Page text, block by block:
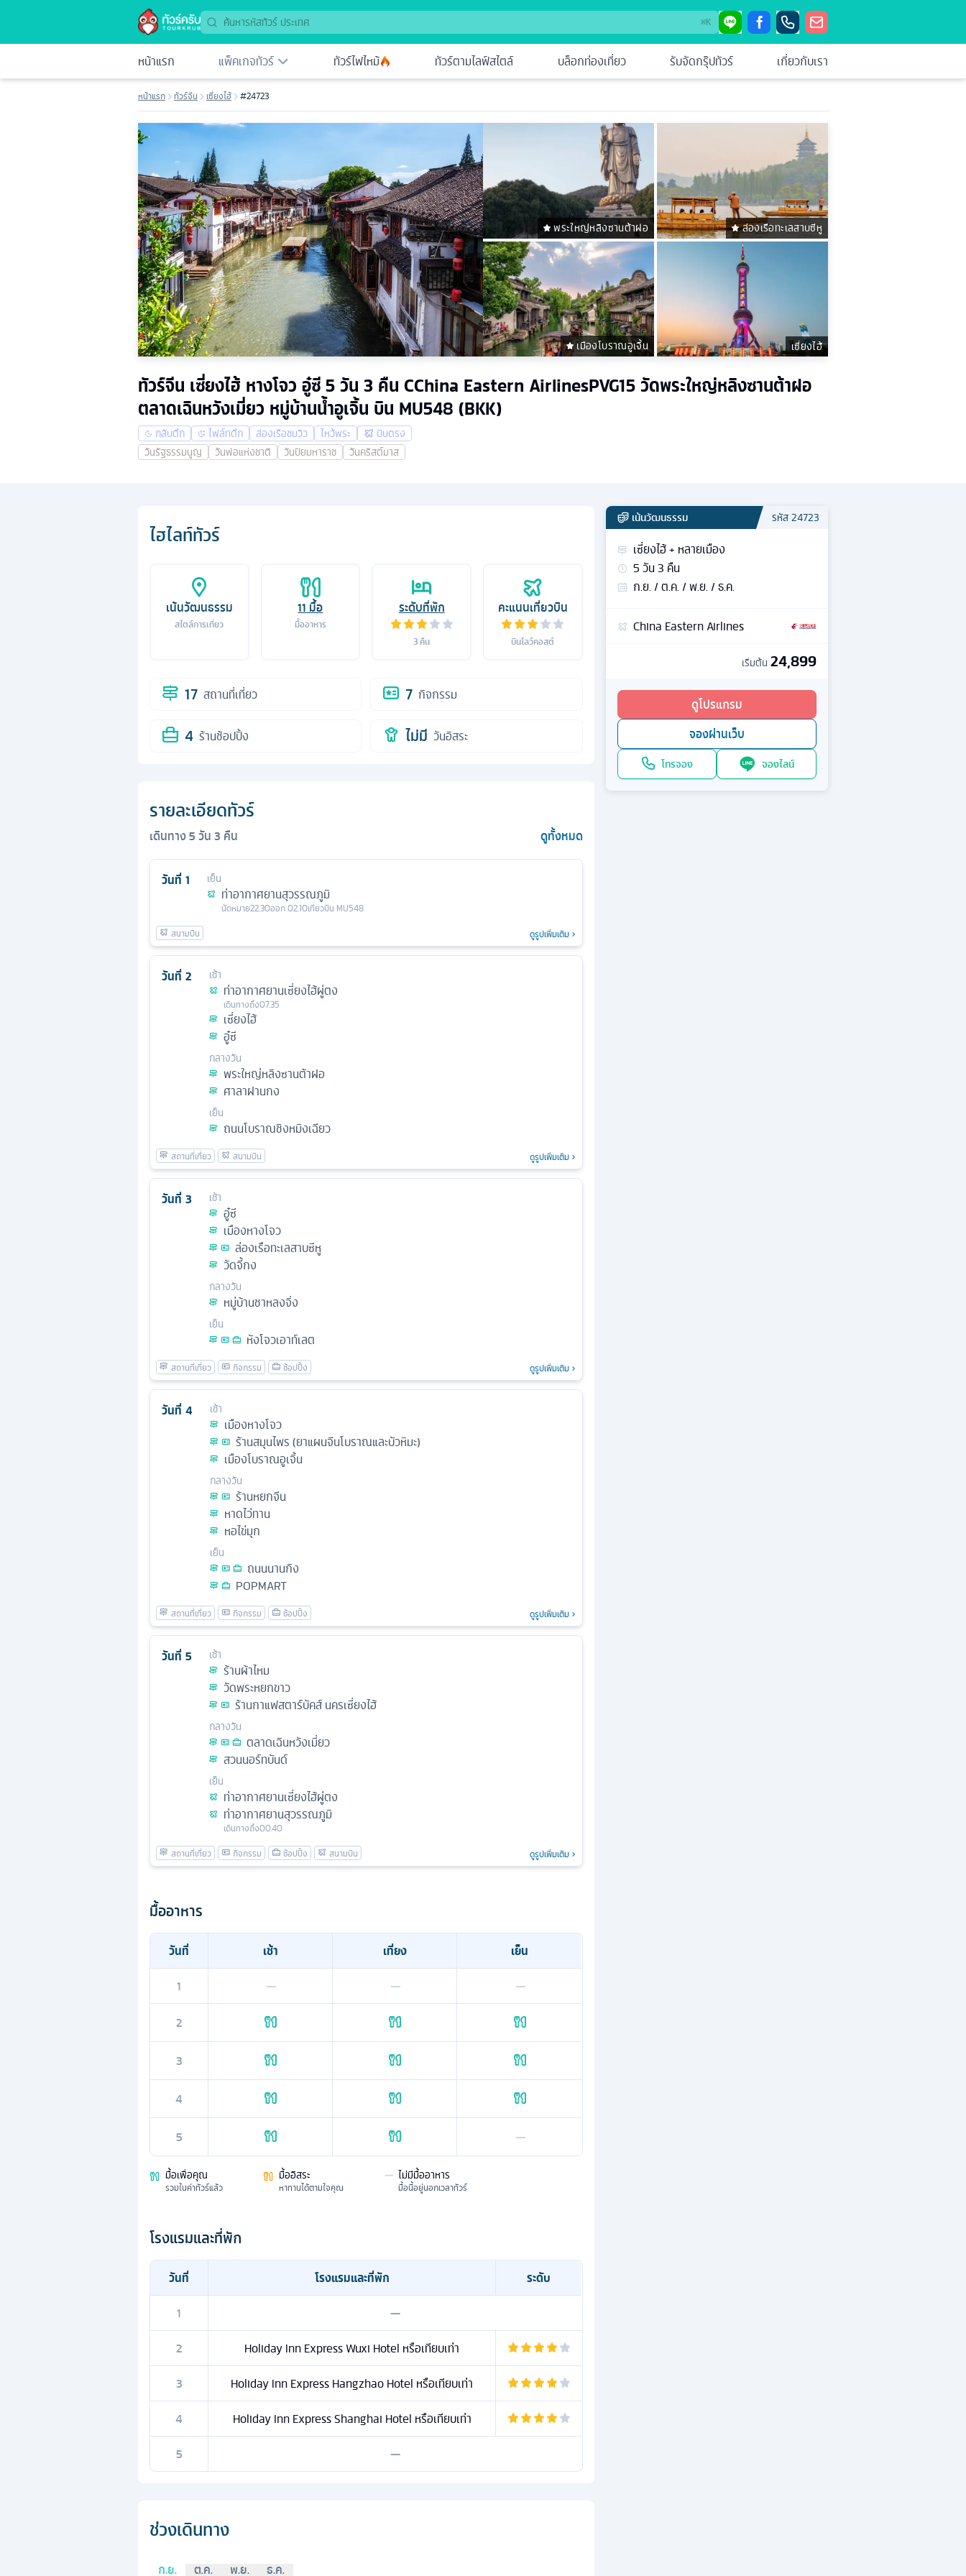
⌘K
หน้าแรก แพ็คเกจทัวร์ ทัวร์ไฟไหม้ ทัวร์ตามไลฟ์สไตล์ บล็อกท่องเที่ยว รับจัดกรุ๊ปทัวร์ เกี่ยวกับเรา
หน้าแรก ทัวร์จีน เซี่ยงไฮ้ #24723
พระใหญ่หลิงซานต้าฝอ ล่องเรือทะเลสาบซีหู
เมืองโบราณอูเจิ้น เซี่ยงไฮ้
ทัวร์จีน เซี่ยงไฮ้ หางโจว อู๋ซี 5 วัน 3 คืน CChina Eastern AirlinesPVG15 วัดพระใหญ่หลิงซานต้าฝอ
ตลาดเฉินหวังเมี่ยว หมู่บ้านน้ำอูเจิ้น บิน MU548 (BKK)
กลับดึก ไฟล์ทดึก ล่องเรือชมวิว ไหว้พระ
บินตรง
วันรัฐธรรมนูญ
วันพ่อแห่งชาติ วันปิยมหาราช วันคริสต์มาส
ไฮไลท์ทัวร์
เน้นวัฒนธรรม
สไตล์การเที่ยว
11 มื้อ
มื้ออาหาร
ระดับที่พัก
3 คืน
คะแนนเที่ยวบิน
บินโลว์คอสต์
17 สถานที่เที่ยว 7 กิจกรรม
4 ร้านช้อปปิ้ง ไม่มี วันอิสระ
รายละเอียดทัวร์
เดินทาง5วัน3 คืน ดูทั้งหมด
วันที่ 1 เย็น
ท่าอากาศยานสุวรรณภูมิ
นัดหมาย22.30ออก02.10เที่ยวบิน MU548
ดูรูปเพิ่มเติม
วันที่ 2 เช้า
ท่าอากาศยานเซี่ยงไฮ้ผู่ตง
เดินทางถึง07.35
เซี่ยงไฮ้
อู๋ซี
กลางวัน
พระใหญ่หลิงซานต้าฝอ
ศาลาฝานกง
เย็น
ถนนโบราณชิงหมิงเฉียว
ดูรูปเพิ่มเติม
วันที่ 3 เช้า
อู๋ซี
เมืองหางโจว
ล่องเรือทะเลสาบซีหู
วัดจี้กง
กลางวัน
หมู่บ้านชาหลงจิ่ง
เย็น
หังโจวเอาท์เลต
ดูรูปเพิ่มเติม
วันที่ 4 เช้า
เมืองหางโจว
ร้านสมุนไพร (ยาแผนจีนโบราณและบัวหิมะ)
เมืองโบราณอูเจิ้น
กลางวัน
ร้านหยกจีน
หาดไว่ทาน
หอไข่มุก
เย็น
ถนนนานกิง
POPMART
ดูรูปเพิ่มเติม
วันที่ 5 เช้า
ร้านผ้าไหม
วัดพระหยกขาว
ร้านกาแฟสตาร์บัคส์ นครเซี่ยงไฮ้
กลางวัน
ตลาดเฉินหวังเมี่ยว
สวนนอร์ทบันด์
เย็น
ท่าอากาศยานเซี่ยงไฮ้ผู่ตง
ท่าอากาศยานสุวรรณภูมิ
เดินทางถึง00.40
ดูรูปเพิ่มเติม
มื้ออาหาร
วันที่ เช้า เที่ยง
เย็น
1
— —
—
2
3
4
5 —
มื้อเพื่อคุณ
รวมในค่าทัวร์แล้ว
มื้ออิสระ
หาทานได้ตามใจคุณ
— ไม่มีมื้ออาหาร
มื้อนี้อยู่นอกเวลาทัวร์
โรงแรมและที่พัก
วันที่ โรงแรมและที่พัก
ระดับ
1
—
2
Holiday Inn Express Wuxi Hotel หรือเทียบเท่า
3
Holiday Inn Express Hangzhao Hotel หรือเทียบเท่า
4
Holiday Inn Express Shanghai Hotel หรือเทียบเท่า
5
—
ช่วงเดินทาง
ก.ย. ต.ค. พ.ย. ธ.ค.
เน้นวัฒนธรรม รหัส24723
เซี่ยงไฮ้ + หลายเมือง
5วัน3 คืน
ก.ย. / ต.ค. / พ.ย. / ธ.ค.
China Eastern Airlines
เริ่มต้น 24,899
ดูโปรแกรม
จองผ่านเว็บ
โทรจอง จองไลน์